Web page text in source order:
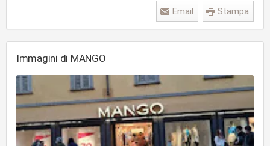
Stampa
Email
Immagini di MANGO